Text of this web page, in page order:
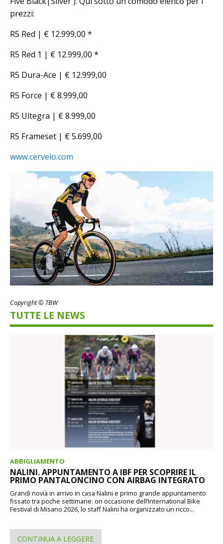
prezzi:
R5 Red | € 12.999,00 *
R5 Red 1 | € 12.999,00 *
R5 Dura-Ace | € 12.999,00
R5 Force | € 8.999,00
R5 Ultegra | € 8.999,00
R5 Frameset | € 5.699,00
www.cervelo.com
Copyright © TBW
TUTTE LE NEWS
ABBIGLIAMENTO
NALINI. APPUNTAMENTO A IBF PER SCOPRIRE IL
PRIMO PANTALONCINO CON AIRBAG INTEGRATO
Grandi novià in arrivo in casa Nalini e primo grande appuntamento
fissato tra poche settimane: on occasione dell’International Bike
Festival di Misano 2026, lo staff Nalini ha organizzato un ricco...
CONTINUA A LEGGERE